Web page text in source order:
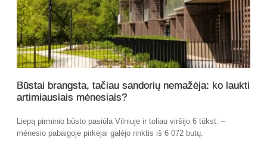
Būstai brangsta, tačiau sandorių nemažėja: ko laukti
artimiausiais mėnesiais?
Liepą pirminio būsto pasiūla Vilniuje ir toliau viršijo 6 tūkst. –
mėnesio pabaigoje pirkėjai galėjo rinktis iš 6 072 butų.